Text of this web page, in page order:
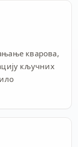
кварова,
кључних